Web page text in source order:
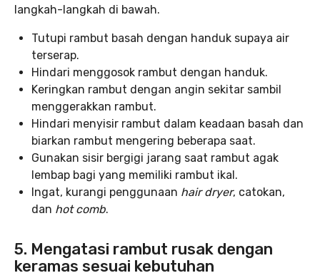
langkah-langkah di bawah.
Tutupi rambut basah dengan handuk supaya air
terserap.
Hindari menggosok rambut dengan handuk.
Keringkan rambut dengan angin sekitar sambil
menggerakkan rambut.
Hindari menyisir rambut dalam keadaan basah dan
biarkan rambut mengering beberapa saat.
Gunakan sisir bergigi jarang saat rambut agak
lembap bagi yang memiliki rambut ikal.
Ingat, kurangi penggunaan hair dryer, catokan,
dan hot comb.
5. Mengatasi rambut rusak dengan
keramas sesuai kebutuhan